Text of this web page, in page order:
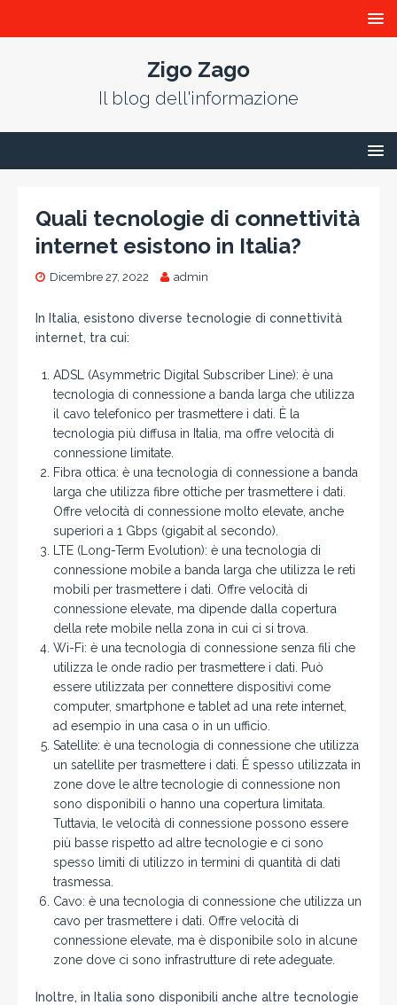
Zigo Zago
Il blog dell'informazione
Quali tecnologie di connettività
internet esistono in Italia?
Dicembre 27, 2022 admin
In Italia, esistono diverse tecnologie di connettività
internet, tra cui:
ADSL (Asymmetric Digital Subscriber Line): è una
tecnologia di connessione a banda larga che utilizza
il cavo telefonico per trasmettere i dati. È la
tecnologia più diffusa in Italia, ma offre velocità di
connessione limitate.
Fibra ottica: è una tecnologia di connessione a banda
larga che utilizza fibre ottiche per trasmettere i dati.
Offre velocità di connessione molto elevate, anche
superiori a 1 Gbps (gigabit al secondo).
LTE (Long-Term Evolution): è una tecnologia di
connessione mobile a banda larga che utilizza le reti
mobili per trasmettere i dati. Offre velocità di
connessione elevate, ma dipende dalla copertura
della rete mobile nella zona in cui ci si trova.
Wi-Fi: è una tecnologia di connessione senza fili che
utilizza le onde radio per trasmettere i dati. Può
essere utilizzata per connettere dispositivi come
computer, smartphone e tablet ad una rete internet,
ad esempio in una casa o in un ufficio.
Satellite: è una tecnologia di connessione che utilizza
un satellite per trasmettere i dati. È spesso utilizzata in
zone dove le altre tecnologie di connessione non
sono disponibili o hanno una copertura limitata.
Tuttavia, le velocità di connessione possono essere
più basse rispetto ad altre tecnologie e ci sono
spesso limiti di utilizzo in termini di quantità di dati
trasmessa.
Cavo: è una tecnologia di connessione che utilizza un
cavo per trasmettere i dati. Offre velocità di
connessione elevate, ma è disponibile solo in alcune
zone dove ci sono infrastrutture di rete adeguate.
Inoltre, in Italia sono disponibili anche altre tecnologie